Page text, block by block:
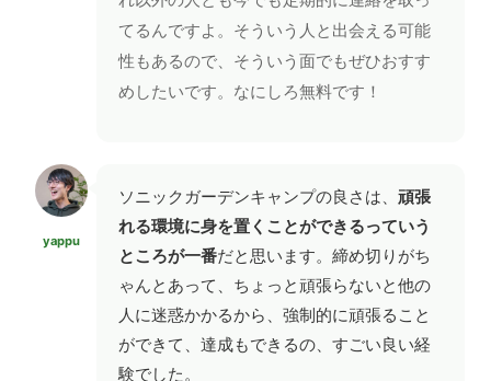
てるんですよ。そういう人と出会える可能
性もあるので、そういう面でもぜひおすす
めしたいです。なにしろ無料です！
yappu
ソニックガーデンキャンプの良さは、 頑張
れる環境に身を置くことができるっていう
ところが一番だと思います。締め切りがち
ゃんとあって、ちょっと頑張らないと他の
人に迷惑かかるから、強制的に頑張ること
ができて、達成もできるの、すごい良い経
験でした。